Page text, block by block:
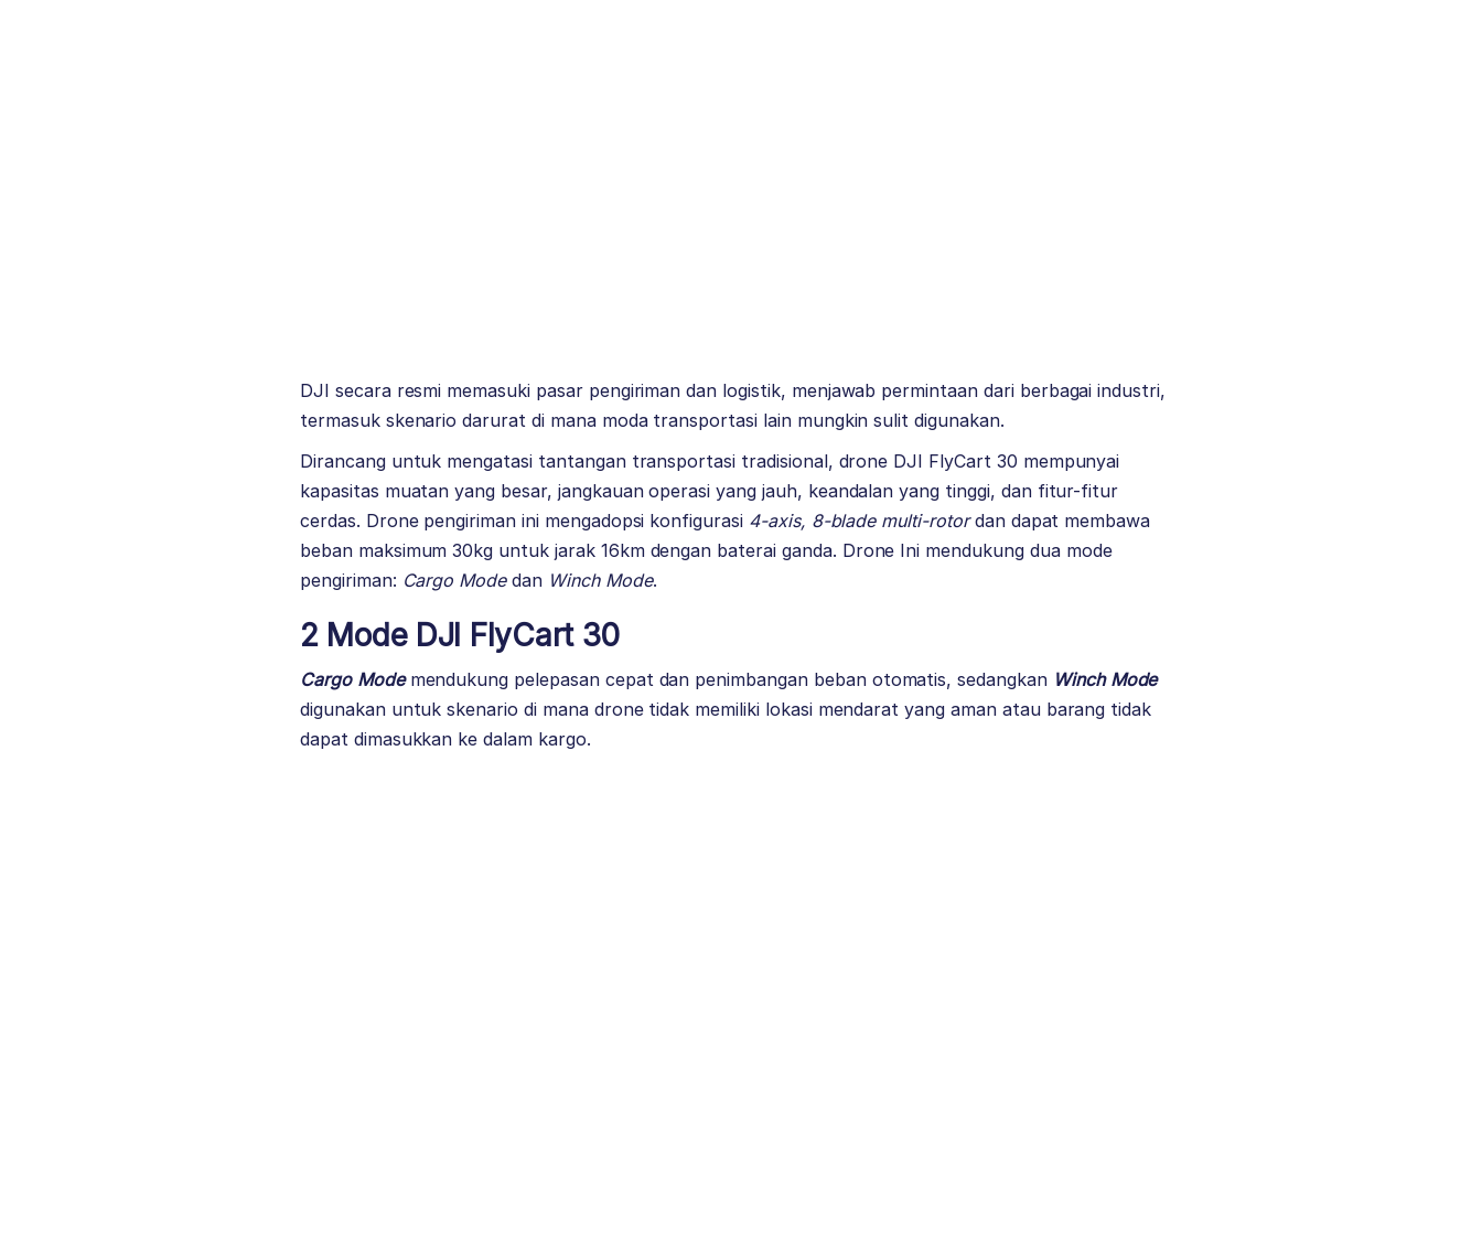
DJI secara resmi memasuki pasar pengiriman dan logistik, menjawab permintaan dari berbagai industri,
termasuk skenario darurat di mana moda transportasi lain mungkin sulit digunakan.
Dirancang untuk mengatasi tantangan transportasi tradisional, drone DJI FlyCart 30 mempunyai
kapasitas muatan yang besar, jangkauan operasi yang jauh, keandalan yang tinggi, dan fitur-fitur
cerdas. Drone pengiriman ini mengadopsi konfigurasi 4-axis, 8-blade multi-rotordan dapat membawa
beban maksimum 30kg untuk jarak 16km dengan baterai ganda. Drone Ini mendukung dua mode
pengiriman: Cargo Modedan Winch Mode.
2 Mode DJI FlyCart 30
Cargo Mode mendukung pelepasan cepat dan penimbangan beban otomatis, sedangkan Winch Mode
digunakan untuk skenario di mana drone tidak memiliki lokasi mendarat yang aman atau barang tidak
dapat dimasukkan ke dalam kargo.